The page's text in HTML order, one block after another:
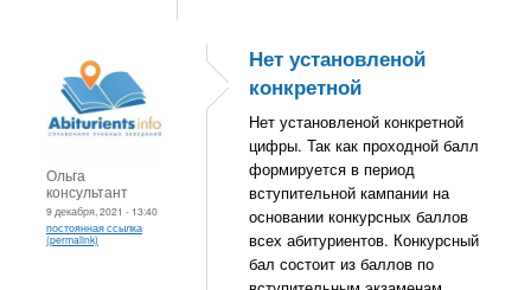
Ольга
консультант
9 декабря, 2021 - 13:40
постоянная ссылка
(permalink)
Нет установленой
конкретной
Нет установленой конкретной
цифры. Так как проходной балл
формируется в период
вступительной кампании на
основании конкурсных баллов
всех абитуриентов. Конкурсный
бал состоит из баллов по